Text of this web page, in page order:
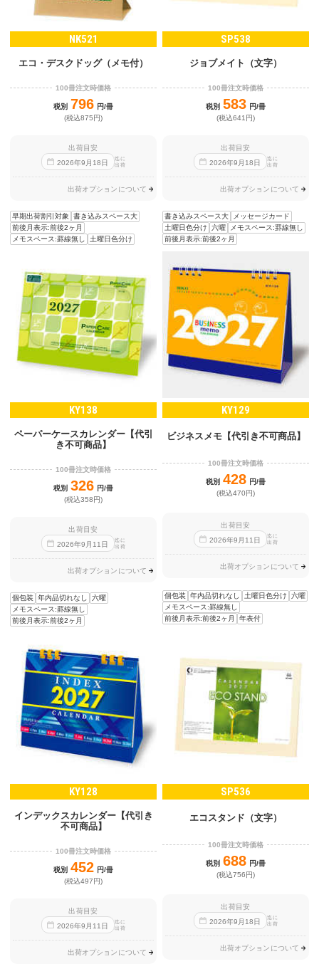
NK521
エコ・デスクドッグ（メモ付）
100冊注文時価格
税別 796 円/冊
(税込875円)
出荷目安
2026年9 月 18 日
迄に
出荷
出荷オプションについて
早期出荷割引対象
書き込みスペース大
前後月表示:前後2ヶ月
メモスペース:罫線無し
土曜日色分け
SP538
ジョブメイト（文字）
100冊注文時価格
税別 583 円/冊
(税込641円)
出荷目安
2026年9 月 18 日
迄に
出荷
出荷オプションについて
書き込みスペース大
メッセージカード
土曜日色分け
六曜
メモスペース:罫線無し
前後月表示:前後2ヶ月
KY138
ペーパーケースカレンダー【代引
き不可商品】
100冊注文時価格
税別 326 円/冊
(税込358円)
出荷目安
2026年9 月 11 日
迄に
出荷
出荷オプションについて
個包装 年内品切れなし
六曜
メモスペース:罫線無し
前後月表示:前後2ヶ月
KY129
ビジネスメモ【代引き不可商品】
100冊注文時価格
税別 428 円/冊
(税込470円)
出荷目安
2026年9 月 11 日
迄に
出荷
出荷オプションについて
個包装 年内品切れなし 土曜日色分け
六曜
メモスペース:罫線無し
前後月表示:前後2ヶ月
年表付
KY128
インデックスカレンダー【代引き
不可商品】
100冊注文時価格
税別 452 円/冊
(税込497円)
出荷目安
2026年9 月 11 日
迄に
出荷
出荷オプションについて
SP536
エコスタンド（文字）
100冊注文時価格
税別 688 円/冊
(税込756円)
出荷目安
2026年9 月 18 日
迄に
出荷
出荷オプションについて